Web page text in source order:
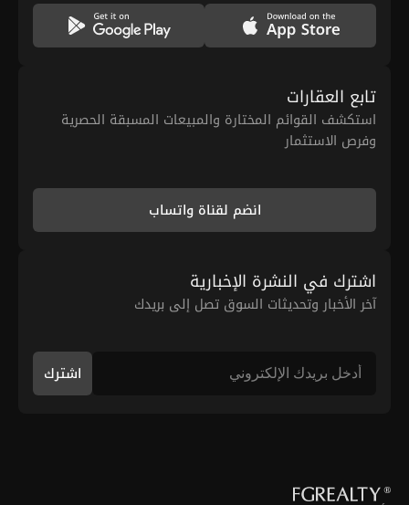
تابع العقارات
استكشف القوائم المختارة والمبيعات المسبقة الحصرية
وفرص الاستثمار
انضم لقناة واتساب
اشترك في النشرة الإخبارية
آخر الأخبار وتحديثات السوق تصل إلى بريدك
اشترك